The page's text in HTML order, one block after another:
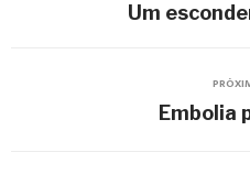
Um
Embolia